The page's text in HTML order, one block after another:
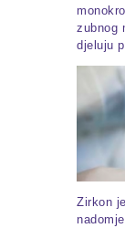
zubnog
djeluju
Zirkon